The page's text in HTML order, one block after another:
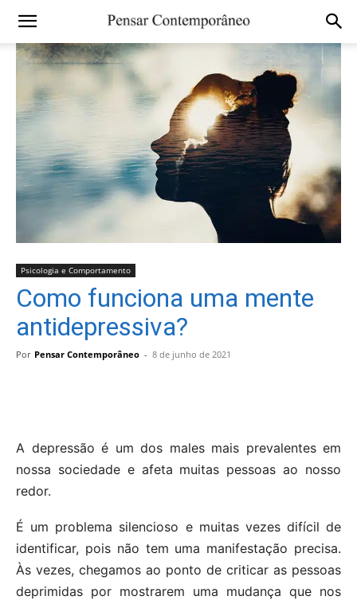
Psicologia e Comportamento
Como funciona uma mente
antidepressiva?
Por Pensar Contemporâneo - 8 de junho de 2021
A depressão é um dos males mais prevalentes em
nossa sociedade e afeta muitas pessoas ao nosso
redor.
É um problema silencioso e muitas vezes difícil de
identificar, pois não tem uma manifestação precisa.
Às vezes, chegamos ao ponto de criticar as pessoas
deprimidas por mostrarem uma mudança que nos